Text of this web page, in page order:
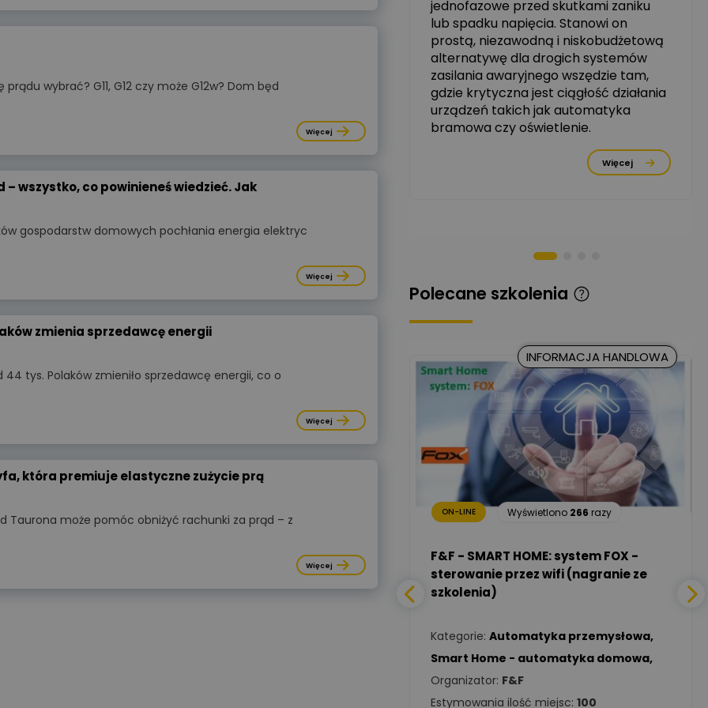
wybrać? G11, G12 czy może G12w? Dom będ
Więcej
– wszystko, co powinieneś wiedzieć. Jak
gospodarstw domowych pochłania energia elektryc
Więcej
zmienia sprzedawcę energii
44 tys. Polaków zmieniło sprzedawcę energii, co o
Więcej
która premiuje elastyczne zużycie prą
Taurona może pomóc obniżyć rachunki za prąd – z
Więcej
Michał Szulborski
Ekspert ETI - Dr inż. w
dziedzinie Aparatów
Elektrycznych / Senior
R&D Scientist / Product
Manager
Zadaj pytanie
Tomasz Dźwigała
Ekspert Menadżer
Piotr Muskała
Ekspert Prawnik
Marcin Nowicki
Ekspert mgr. inż. elektryk,
TIM SA
Zadaj pytanie
Renata
Januszewska
Ekspert Inżynieria
bezpieczeństwa
Zadaj pytanie
Daniel Michalik
Tomasz Kowalski Zadaj pytanie
z wysokonapięciowymi oraz
montażowe, które decydują
o bezawaryjnej pracy instalacji przez
jednofazowe przed skutkami zaniku
lub spadku napięcia. Stanowi on
prostą, niezawodną i niskobudżetową
alternatywę dla drogich systemów
zasilania awaryjnego wszędzie tam,
gdzie krytyczna jest ciągłość działania
urządzeń takich jak automatyka
bramowa czy oświetlenie.
Więcej
Polecane szkolenia
WIDEOPREZENTACJA
ZCM-42Programator czasowy
INFORMACJA HANDLOWA
ON-LINE Wyświetlono 266 razy
F&F - SMART HOME: system FOX -
sterowanie przez wifi (nagranie ze
szkolenia)
Kategorie: Automatyka przemysłowa,
Smart Home - automatyka domowa,
Organizator: F&F
Estymowania ilość miejsc: 100